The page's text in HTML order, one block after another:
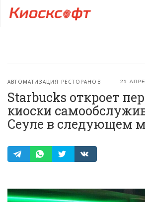
21
АВТОМАТИЗАЦИЯ РЕСТОРАНОВ
Starbucks откроет
киоски
Сеуле в следующем